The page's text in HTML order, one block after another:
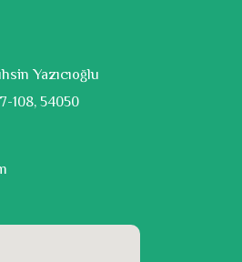
Yazıcıoğlu
108, 54050